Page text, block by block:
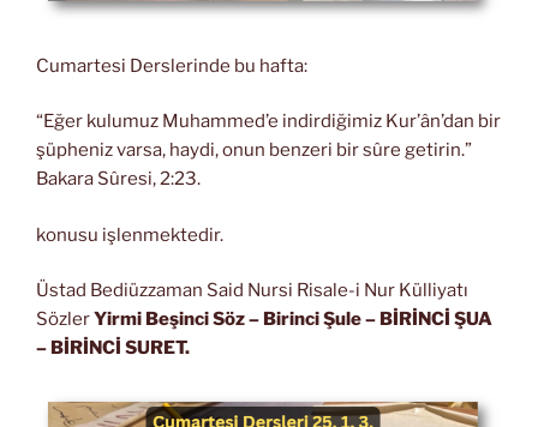
Cumartesi Derslerinde bu hafta:
“Eğer kulumuz Muhammed’e indirdiğimiz Kur’ân’dan bir
şüpheniz varsa, haydi, onun benzeri bir sûre getirin.”
Bakara Sûresi, 2:23.
konusu işlenmektedir.
Üstad Bediüzzaman Said Nursi Risale-i Nur Külliyatı
SözlerYirmi Beşinci Söz– Birinci Şule – BİRİNCİ ŞUA
– BİRİNCİ SURET.